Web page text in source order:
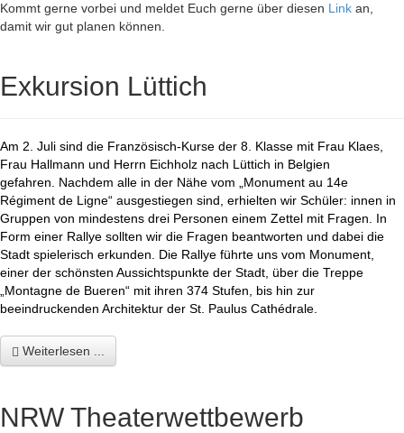
Kommt gerne vorbei und meldet Euch gerne über diesen Link an,
damit wir gut planen können.
Exkursion Lüttich
Am 2. Juli sind die Französisch-Kurse der 8. Klasse mit Frau Klaes,
Frau Hallmann und Herrn Eichholz nach Lüttich in Belgien
gefahren. Nachdem alle in der Nähe vom „Monument au 14e
Régiment de Ligne“ ausgestiegen sind, erhielten wir Schüler: innen in
Gruppen von mindestens drei Personen einem Zettel mit Fragen. In
Form einer Rallye sollten wir die Fragen beantworten und dabei die
Stadt spielerisch erkunden. Die Rallye führte uns vom Monument,
einer der schönsten Aussichtspunkte der Stadt, über die Treppe
„Montagne de Bueren“ mit ihren 374 Stufen, bis hin zur
beeindruckenden Architektur der St. Paulus Cathédrale.
Weiterlesen ...
NRW Theaterwettbewerb